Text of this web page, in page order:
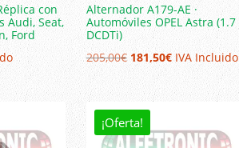
con
Audi, Seat,
Ford
Alternador A179-AE ·
Automóviles OPEL Astra (1.7
DCDTi)
205,00€ El
precio
original
era:
205,00€.
181,50€El
precio
actual
181,50€.
IVA Incluido
¡Oferta!